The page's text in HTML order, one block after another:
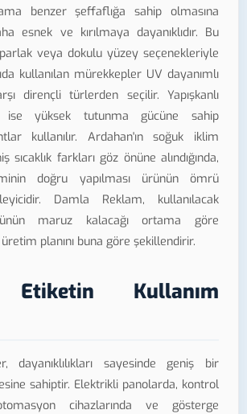
benzer şeffaflığa sahip olmasına
esnek ve kırılmaya dayanıklıdır. Bu
veya dokulu yüzey seçenekleriyle
kullanılan mürekkepler UV dayanımlı
dirençli türlerden seçilir. Yapışkanlı
ise yüksek tutunma gücüne sahip
kullanılır. Ardahan'ın soğuk iklim
sıcaklık farkları göz önüne alındığında,
doğru yapılması ürünün ömrü
Damla Reklam, kullanılacak
maruz kalacağı ortama göre
planını buna göre şekillendirir.
Etiketin Kullanım
dayanıklılıkları sayesinde geniş bir
sahiptir. Elektrikli panolarda, kontrol
cihazlarında ve gösterge